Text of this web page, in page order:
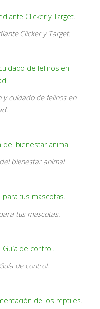
Clicker y Target.
y cuidado de felinos en
bienestar animal
tus mascotas.
de control.